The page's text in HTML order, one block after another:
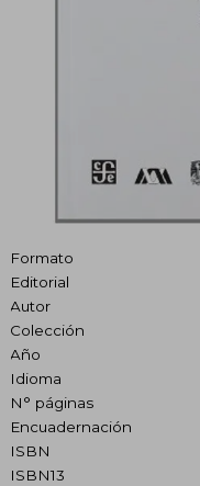
Formato
Editorial
Autor
Colección
Año
Idioma
N° páginas
Encuadernación
ISBN
ISBN13